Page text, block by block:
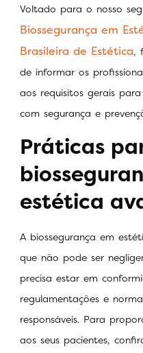
Voltado para o nosso
Biossegurança em
Brasileira de Estética,
de informar os
aos requisitos gerais
com segurança e
Práticas
estética
A biossegurança em
que não pode ser
precisa estar em
regulamentações e
responsáveis. Para
aos seus pacientes,